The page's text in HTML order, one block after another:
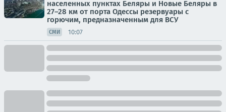
населенных пунктах Беляры и Новые Беляры в
27–28 км от порта Одессы резервуары с
горючим, предназначенным для ВСУ
СМИ 10:07